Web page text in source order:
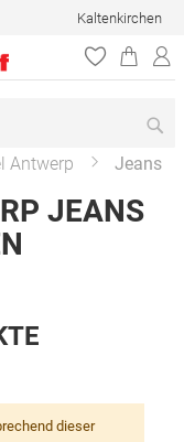
Kaltenkirchen
Antwerp Jeans
JEANS
dieser